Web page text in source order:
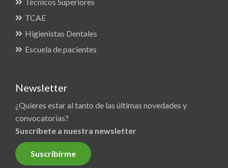
Técnicos Superiores
TCAE
Higienistas Dentales
Escuela de pacientes
Newsletter
¿Quieres estar al tanto de las últimas novedades y
convocatorias?
Suscríbete a nuestra newsletter
Suscribirme